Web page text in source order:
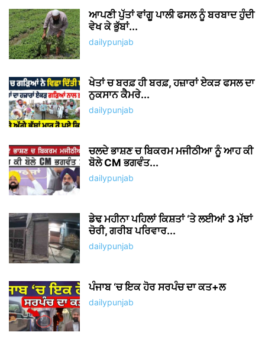
ਆਪਣੀ ਪੁੱਤਾਂ ਵਾਂਗੂ ਪਾਲੀ ਫਸਲ ਨੂੰ ਬਰਬਾਦ ਹੁੰਦੀ
ਵੇਖ ਕੇ ਭੁੱਬਾਂ...
dailypunjab
ਖੇਤਾਂ ਚ ਬਰਫ਼ ਹੀ ਬਰਫ਼, ਹਜ਼ਾਰਾਂ ਏਕੜ ਫਸਲ ਦਾ
ਨੁਕਸਾਨ ਕੈਮਰੇ...
dailypunjab
ਚਲਦੇ ਭਾਸ਼ਣ ਚ ਬਿਕਰਮ ਮਜੀਠੀਆ ਨੂੰ ਆਹ ਕੀ
ਬੋਲੇ CM ਭਗਵੰਤ...
dailypunjab
ਡੇਢ ਮਹੀਨਾ ਪਹਿਲਾਂ ਕਿਸ਼ਤਾਂ ‘ਤੇ ਲਈਆਂ 3 ਮੱਝਾਂ
ਚੋਰੀ, ਗਰੀਬ ਪਰਿਵਾਰ...
dailypunjab
ਪੰਜਾਬ ‘ਚ ਇਕ ਹੋਰ ਸਰਪੰਚ ਦਾ ਕਤ+ਲ
dailypunjab